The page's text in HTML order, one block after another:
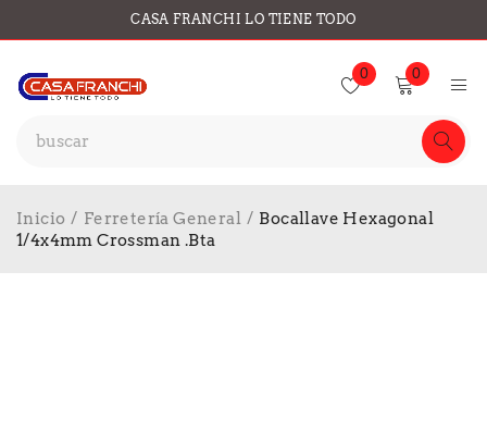
CASA FRANCHI LO TIENE TODO
0 0
Inicio / Ferretería General / Bocallave Hexagonal
1/4x4mm Crossman .Bta